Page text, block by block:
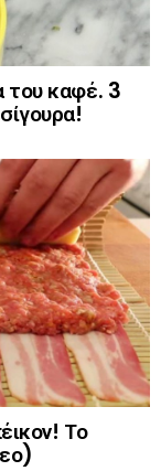
του καφέ. 3
Το